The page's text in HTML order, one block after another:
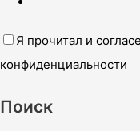
Я прочитал и
конфиденциальности
Поиск